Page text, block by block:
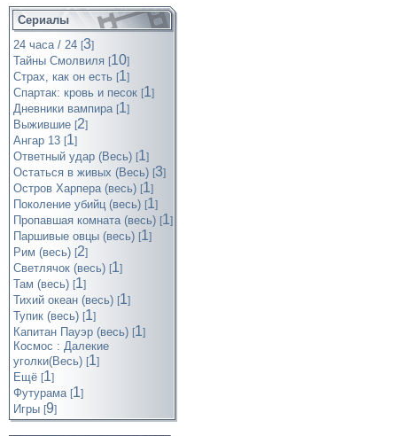
Сериалы
24 часа / 24 [3]
Тайны Смолвиля [10]
Страх, как он есть [1]
Спартак: кровь и песок [1]
Дневники вампира [1]
Выжившие [2]
Ангар 13 [1]
Ответный удар (Весь) [1]
Остаться в живых (Весь) [3]
Остров Харпера (весь) [1]
Поколение убийц (весь) [1]
Пропавшая комната (весь) [1]
Паршивые овцы (весь) [1]
Рим (весь) [2]
Светлячок (весь) [1]
Там (весь) [1]
Тихий океан (весь) [1]
Тупик (весь) [1]
Капитан Пауэр (весь) [1]
Космос : Далекие
уголки(Весь) [1]
Ещё [1]
Футурама [1]
Игры [9]